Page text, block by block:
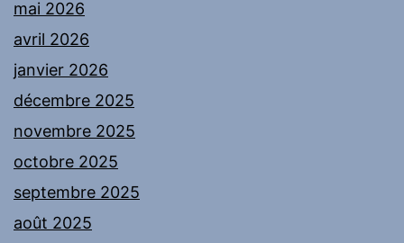
mai 2026
avril 2026
janvier 2026
décembre 2025
novembre 2025
octobre 2025
septembre 2025
août 2025